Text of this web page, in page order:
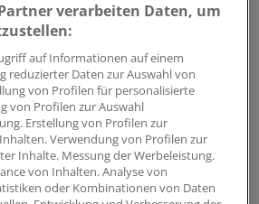
von KBV und gematik
Test für den elektronischen
Medikationsplan
KBV zweifelt, ob das gelingt. Die
verarbeiten Daten, um
auf Informationen auf einem
reduzierter Daten zur Auswahl von
von Profilen für personalisierte
von Profilen zur Auswahl
Erstellung von Profilen zur
Verwendung von Profilen zur
Inhalte. Messung der Werbeleistung.
von Inhalten. Analyse von
oder Kombinationen von Daten